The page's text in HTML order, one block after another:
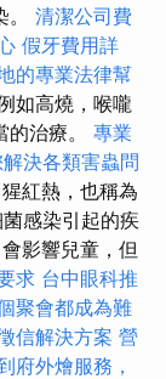
清潔公司費
假牙費用詳
的專業法律幫
如高燒，喉嚨
治療。 專業
決各類害蟲問
猩紅熱，也稱為
感染引起的疾
影響兒童，但
求 台中眼科推
聚會都成為難
信解決方案 營
府外燴服務，